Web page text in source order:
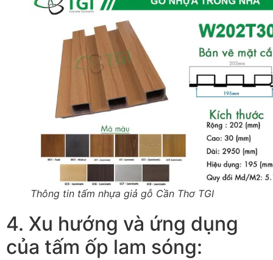
Thông tin tấm nhựa giả gỗ Cần Thơ TGI
4. Xu hướng và ứng dụng
của tấm ốp lam sóng: